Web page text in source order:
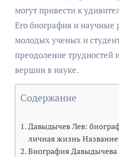
могут привести к
Его биография и научные
молодых ученых и
преодоление трудностей
вершин в науке.
Содержание
Давыдычев Лев:
личная жизнь Название
Биография Давыдычева